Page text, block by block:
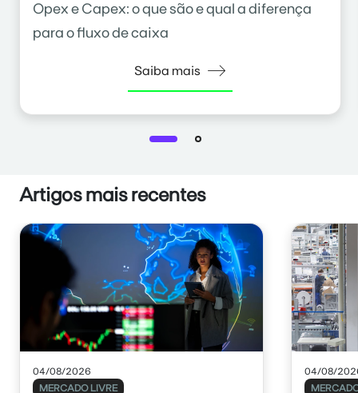
Opex e Capex: o que são e qual a diferença
para o fluxo de caixa
Saiba mais
Artigos mais recentes
04/08/2026
MERCADO LIVRE
04/08/